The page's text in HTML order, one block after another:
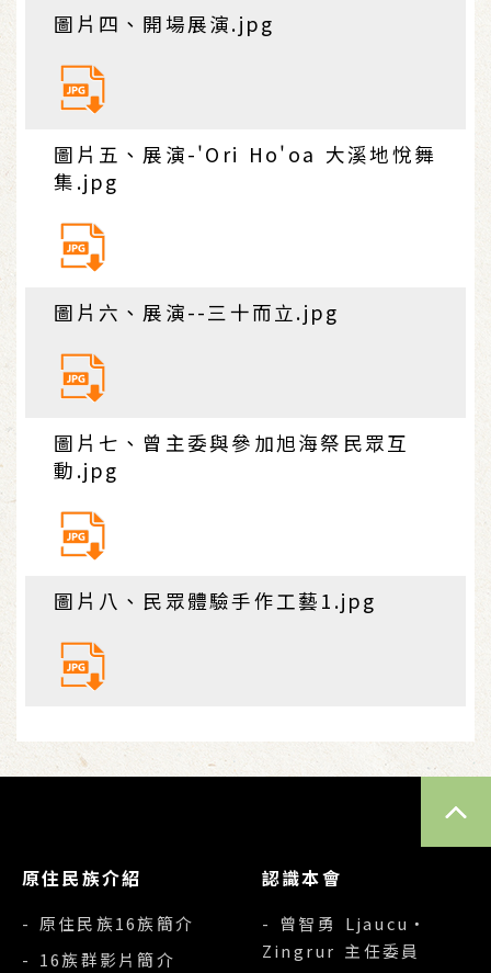
圖片四、開場展演.jpg
圖片五、展演-'Ori Ho'oa 大溪地悅舞
集.jpg
圖片六、展演--三十而立.jpg
圖片七、曾主委與參加旭海祭民眾互
動.jpg
圖片八、民眾體驗手作工藝1.jpg
原住民族介紹
- 原住民族16族簡介
- 16族群影片簡介
認識本會
- 曾智勇 Ljaucu‧
Zingrur 主任委員